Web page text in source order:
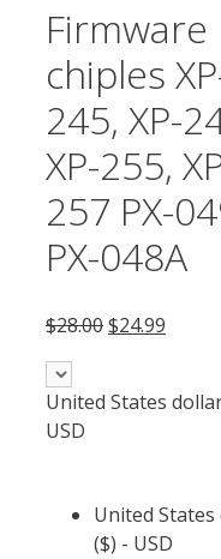
Firmware
chiples
245, XP-
XP-255,
257 PX-
PX-048A
$28.00$24.99
United States
USD
United
($) - USD